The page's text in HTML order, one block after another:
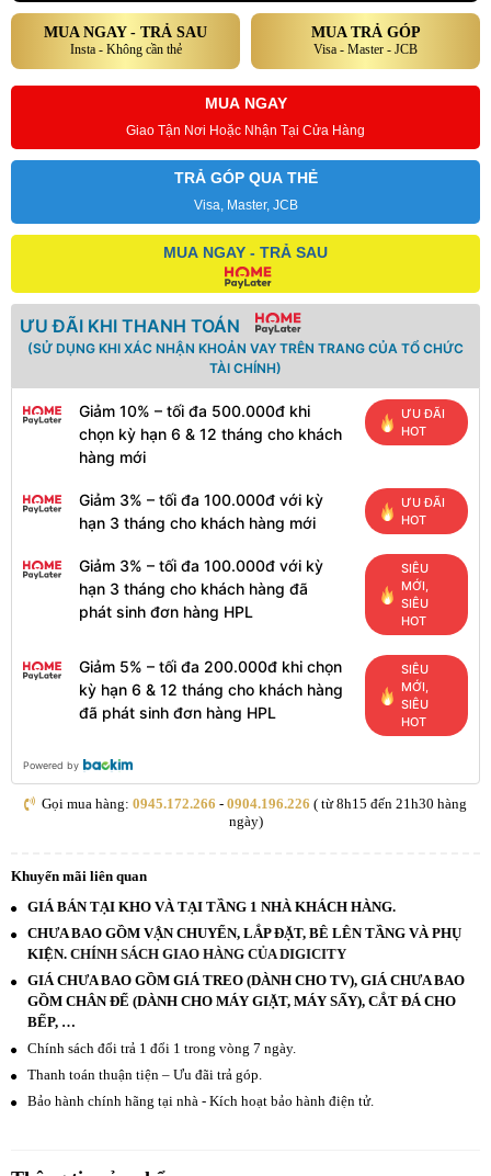
MUA NGAY - TRẢ SAU
Insta - Không cần thẻ
MUA TRẢ GÓP
Visa - Master - JCB
MUA NGAY
Giao Tận Nơi Hoặc Nhận Tại Cửa Hàng
TRẢ GÓP QUA THẺ
Visa, Master, JCB
MUA NGAY - TRẢ SAU
ƯU ĐÃI KHI THANH TOÁN
(SỬ DỤNG KHI XÁC NHẬN KHOẢN VAY TRÊN TRANG CỦA TỔ CHỨC
TÀI CHÍNH)
Giảm 10% – tối đa 500.000đ khi
chọn kỳ hạn 6 & 12 tháng cho khách
hàng mới
ƯU ĐÃI
HOT
Giảm 3% – tối đa 100.000đ với kỳ
hạn 3 tháng cho khách hàng mới
ƯU ĐÃI
HOT
Giảm 3% – tối đa 100.000đ với kỳ
hạn 3 tháng cho khách hàng đã
phát sinh đơn hàng HPL
SIÊU
MỚI,
SIÊU
HOT
Giảm 5% – tối đa 200.000đ khi chọn
kỳ hạn 6 & 12 tháng cho khách hàng
đã phát sinh đơn hàng HPL
SIÊU
MỚI,
SIÊU
HOT
Powered by
Gọi mua hàng: 0945.172.266 - 0904.196.226 ( từ 8h15 đến 21h30 hàng
ngày)
Khuyến mãi liên quan
GIÁ BÁN TẠI KHO VÀ TẠI TẦNG 1 NHÀ KHÁCH HÀNG.
CHƯA BAO GỒM VẬN CHUYỂN, LẮP ĐẶT, BÊ LÊN TẦNG VÀ PHỤ
KIỆN. CHÍNH SÁCH GIAO HÀNG CỦA DIGICITY
GIÁ CHƯA BAO GỒM GIÁ TREO (DÀNH CHO TV), GIÁ CHƯA BAO
GỒM CHÂN ĐẾ (DÀNH CHO MÁY GIẶT, MÁY SẤY), CẮT ĐÁ CHO
BẾP, …
Chính sách đổi trả 1 đổi 1 trong vòng 7 ngày.
Thanh toán thuận tiện – Ưu đãi trả góp.
Bảo hành chính hãng tại nhà - Kích hoạt bảo hành điện tử.